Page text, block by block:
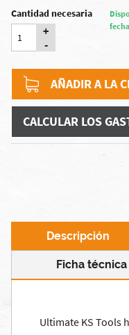
Cantidad necesaria
+
-
AÑADIR A LA
CALCULAR LOS
Descripción
Ficha técnica
Ultimate KS Tools